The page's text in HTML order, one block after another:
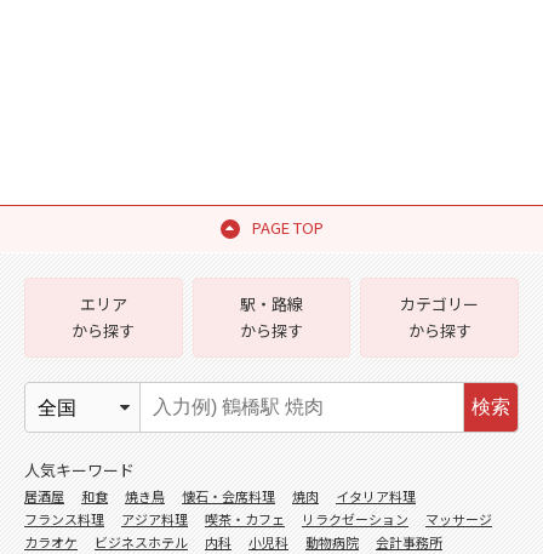
PAGE TOP
エリア
から探す
駅・路線
から探す
カテゴリー
から探す
検索
人気キーワード
居酒屋 和食 焼き鳥 懐石・会席料理 焼肉
イタリア料理
フランス料理
アジア料理 喫茶・カフェ リラクゼーション
マッサージ
カラオケ
ビジネスホテル 内科 小児科 動物病院
会計事務所